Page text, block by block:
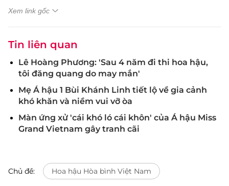
Xem link gốc
Tin liên quan
Lê Hoàng Phương: 'Sau 4 năm đi thi hoa hậu,
tôi đăng quang do may mắn'
Mẹ Á hậu 1 Bùi Khánh Linh tiết lộ về gia cảnh
khó khăn và niềm vui vỡ òa
Màn ứng xử 'cái khó ló cái khôn' của Á hậu Miss
Grand Vietnam gây tranh cãi
Chủ đề: Hoa hậu Hòa bình Việt Nam